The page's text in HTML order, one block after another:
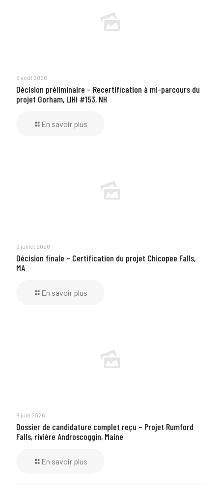
6 août 2026
Décision préliminaire – Recertification à mi-parcours du
projet Gorham, LIHI #153, NH
En savoir plus
2 juillet 2026
Décision finale – Certification du projet Chicopee Falls,
MA
En savoir plus
9 juin 2026
Dossier de candidature complet reçu – Projet Rumford
Falls, rivière Androscoggin, Maine
En savoir plus